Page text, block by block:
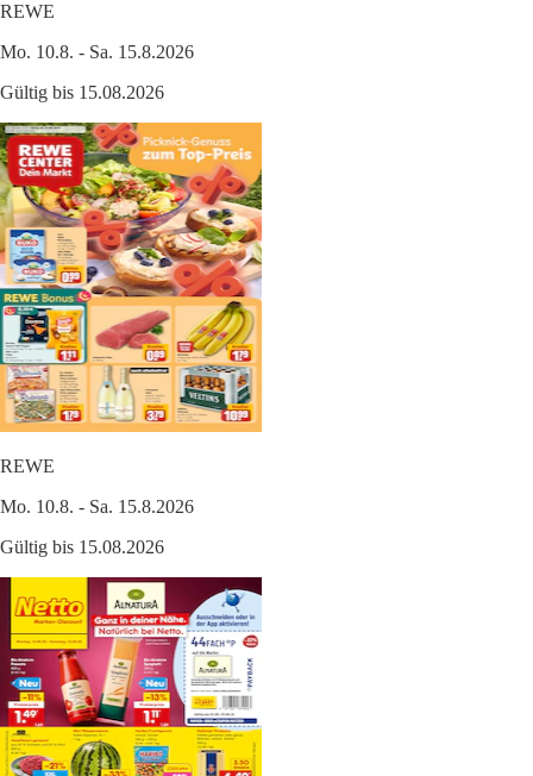
REWE
Mo. 10.8. - Sa. 15.8.2026
Gültig bis 15.08.2026
REWE
Mo. 10.8. - Sa. 15.8.2026
Gültig bis 15.08.2026